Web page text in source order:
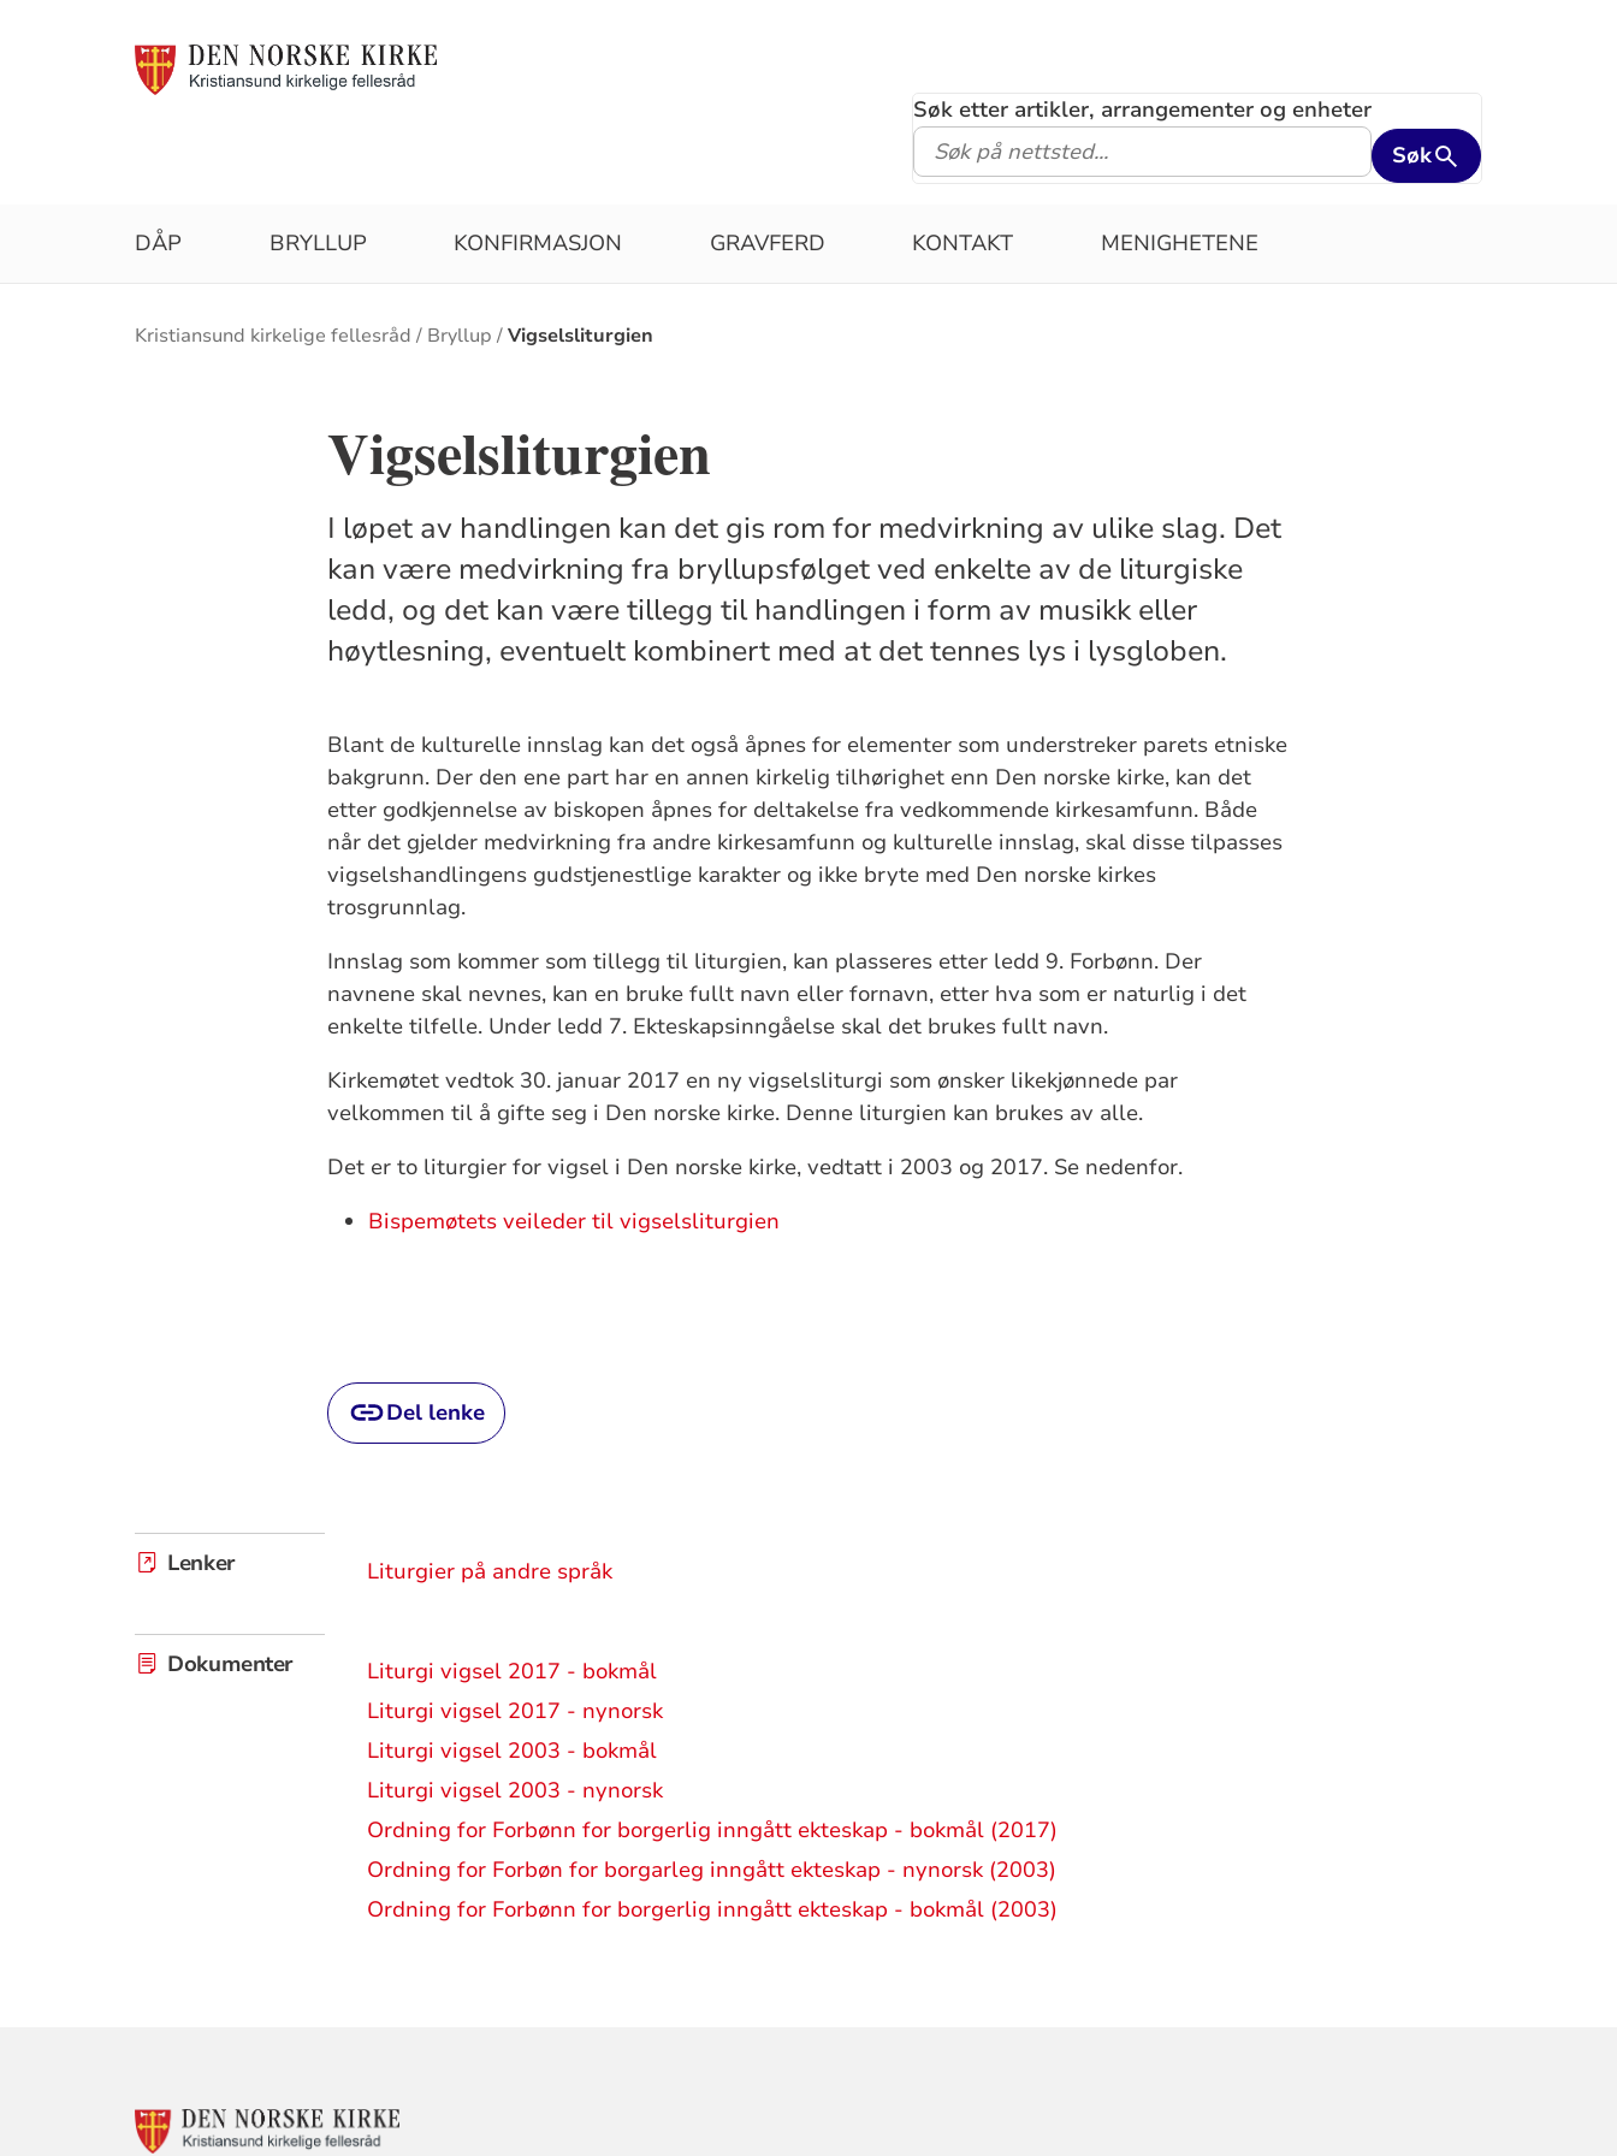
Søk etter artikler, arrangementer og enheter
Søk
DÅP BRYLLUP KONFIRMASJON GRAVFERD KONTAKT MENIGHETENE
Brødsmulesti
Kristiansund kirkelige fellesråd Bryllup Vigselsliturgien
Vigselsliturgien
I løpet av handlingen kan det gis rom for medvirkning av ulike slag. Det
kan være medvirkning fra bryllupsfølget ved enkelte av de liturgiske
ledd, og det kan være tillegg til handlingen i form av musikk eller
høytlesning, eventuelt kombinert med at det tennes lys i lysgloben.
Blant de kulturelle innslag kan det også åpnes for elementer som understreker parets etniske
bakgrunn. Der den ene part har en annen kirkelig tilhørighet enn Den norske kirke, kan det
etter godkjennelse av biskopen åpnes for deltakelse fra vedkommende kirkesamfunn. Både
når det gjelder medvirkning fra andre kirkesamfunn og kulturelle innslag, skal disse tilpasses
vigselshandlingens gudstjenestlige karakter og ikke bryte med Den norske kirkes
trosgrunnlag.
Innslag som kommer som tillegg til liturgien, kan plasseres etter ledd 9. Forbønn. Der
navnene skal nevnes, kan en bruke fullt navn eller fornavn, etter hva som er naturlig i det
enkelte tilfelle. Under ledd 7. Ekteskapsinngåelse skal det brukes fullt navn.
Kirkemøtet vedtok 30. januar 2017 en ny vigselsliturgi som ønsker likekjønnede par
velkommen til å gifte seg i Den norske kirke. Denne liturgien kan brukes av alle.
Det er to liturgier for vigsel i Den norske kirke, vedtatt i 2003 og 2017. Se nedenfor.
Bispemøtets veileder til vigselsliturgien
Del lenke
Lenker Liturgier på andre språk
Dokumenter
Liturgi vigsel 2017 - bokmål
Liturgi vigsel 2017 - nynorsk
Liturgi vigsel 2003 - bokmål
Liturgi vigsel 2003 - nynorsk
Ordning for Forbønn for borgerlig inngått ekteskap - bokmål (2017)
Ordning for Forbøn for borgarleg inngått ekteskap - nynorsk (2003)
Ordning for Forbønn for borgerlig inngått ekteskap - bokmål (2003)
KONTAKTINFORMASJON